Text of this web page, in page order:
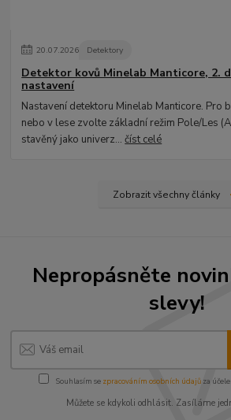
20.07.2026 Detektory
Detektor kovů Minelab Manticore, 2.
nastavení
Nastavení detektoru Minelab Manticore. Pro
nebo v lese zvolte základní režim Pole/Les
stavěný jako univerz...číst celé
Zobrazit všechny články
Nepropásněte
slevy!
Souhlasím se zpracováním osobních údajůza
Můžete se kdykoli odhlásit. Zasíláme